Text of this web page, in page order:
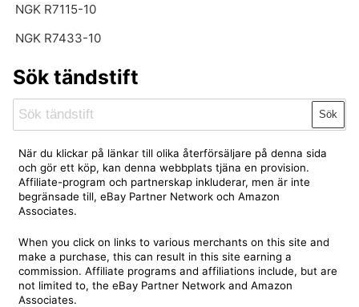
NGK R7115-10
NGK R7433-10
Sök tändstift
Sök
När du klickar på länkar till olika återförsäljare på denna sida
och gör ett köp, kan denna webbplats tjäna en provision.
Affiliate-program och partnerskap inkluderar, men är inte
begränsade till, eBay Partner Network och Amazon
Associates.
When you click on links to various merchants on this site and
make a purchase, this can result in this site earning a
commission. Affiliate programs and affiliations include, but are
not limited to, the eBay Partner Network and Amazon
Associates.